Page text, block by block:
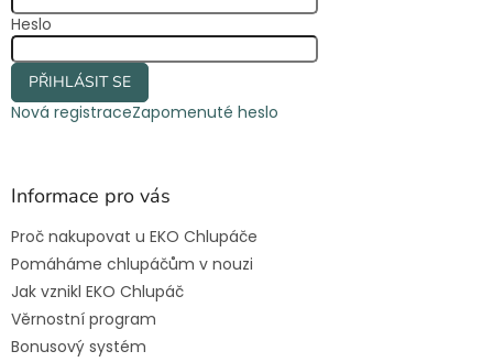
Heslo
PŘIHLÁSIT SE
Nová registraceZapomenuté heslo
Informace pro vás
Proč nakupovat u EKO Chlupáče
Pomáháme chlupáčům v nouzi
Jak vznikl EKO Chlupáč
Věrnostní program
Bonusový systém